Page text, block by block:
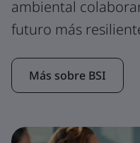
ambiental
futuro más
Más sobre BSI